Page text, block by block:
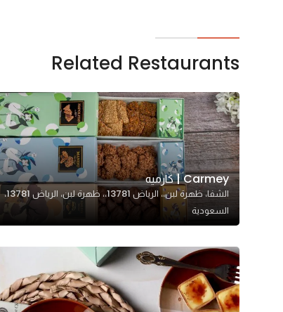
Related Restaurants
Carmey | كارميه
الشفا، ظهرة لبن،، الرياض 13781،، ظهرة لبن، الرياض 13781،
السعودية